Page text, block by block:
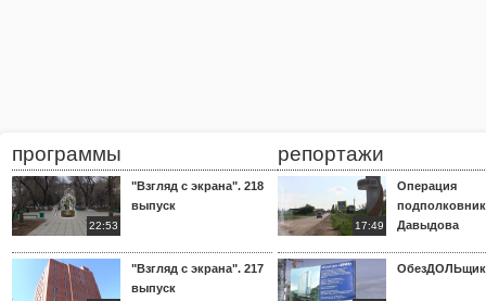
программы
22:53
"Взгляд с экрана". 218
выпуск
"Взгляд с экрана". 217
выпуск
репортажи
17:49
Операция
Давыдова